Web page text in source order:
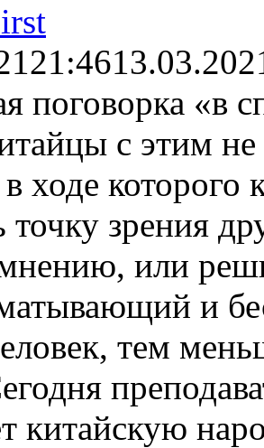
21:46
поговорка «в
с этим не
ходе
точку зрения
или
и
тем
китайскую